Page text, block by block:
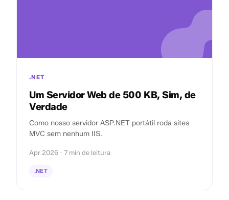
.NET
Um Servidor Web de 500 KB, Sim, de
Verdade
Como nosso servidor ASP.NET portátil roda sites
MVC sem nenhum IIS.
Apr 2026 · 7 min de leitura
.NET